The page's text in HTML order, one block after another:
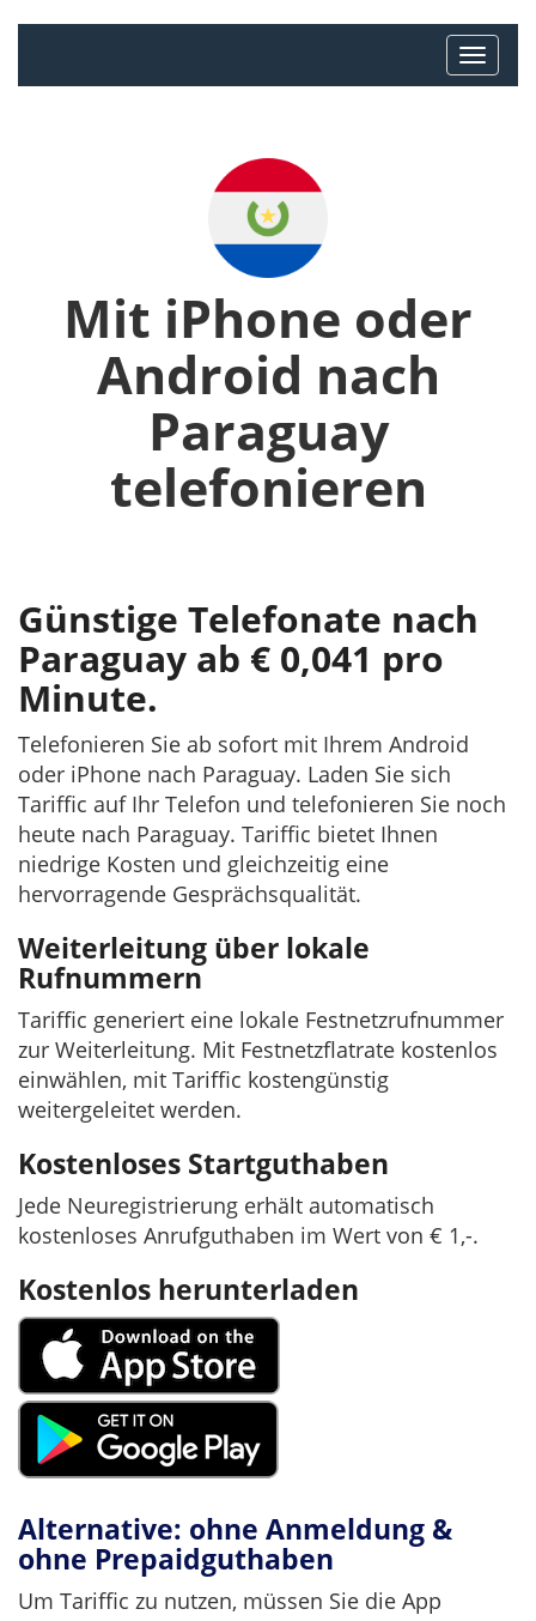
Mit iPhone oder
Android nach
Paraguay
telefonieren
Günstige Telefonate nach
Paraguay ab € 0,041 pro
Minute.
Telefonieren Sie ab sofort mit Ihrem Android
oder iPhone nach Paraguay. Laden Sie sich
Tariffic auf Ihr Telefon und telefonieren Sie noch
heute nach Paraguay. Tariffic bietet Ihnen
niedrige Kosten und gleichzeitig eine
hervorragende Gesprächsqualität.
Weiterleitung über lokale
Rufnummern
Tariffic generiert eine lokale Festnetzrufnummer
zur Weiterleitung. Mit Festnetzflatrate kostenlos
einwählen, mit Tariffic kostengünstig
weitergeleitet werden.
Kostenloses Startguthaben
Jede Neuregistrierung erhält automatisch
kostenloses Anrufguthaben im Wert von € 1,-.
Kostenlos herunterladen
Alternative: ohne Anmeldung &
ohne Prepaidguthaben
Um Tariffic zu nutzen, müssen Sie die App